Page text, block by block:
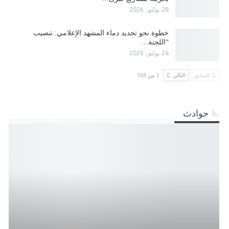
28 يوليو, 2026
​خطوة نحو تجديد دماء المشهد الإعلامي: تنصيب
“اللجنة…
24 يوليو, 2026
السابق التالي 1 من 168
حوادث